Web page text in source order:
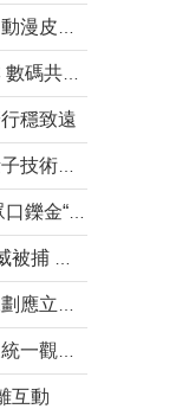
穩致遠
互動